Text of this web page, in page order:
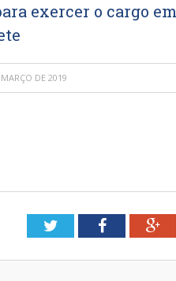
exercer o cargo
DE 2019
TwitterFacebook